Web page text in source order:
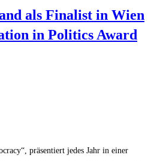
als Finalist in Wien
in Politics Award
präsentiert jedes Jahr in einer